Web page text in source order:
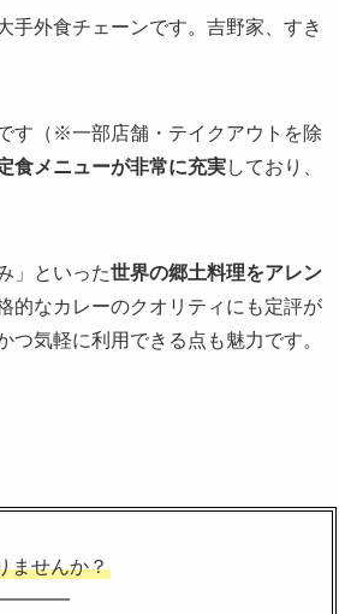
手外食チェーンです。吉野家、すき
す（※一部店舗・テイクアウトを除
食メニューが非常に充実しており、
」といった世界の郷土料理をアレン
的なカレーのクオリティにも定評が
気軽に利用できる点も魅力です。
ませんか？